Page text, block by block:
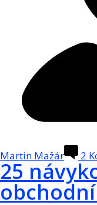
Martin Mažár 2
25